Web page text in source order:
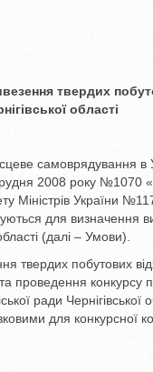
твердих
області
самоврядування в
грудня 2008 року
Міністрів України
для визначення
(далі – Умови).
твердих побутових
та проведення
ради Чернігівської
для конкурсної